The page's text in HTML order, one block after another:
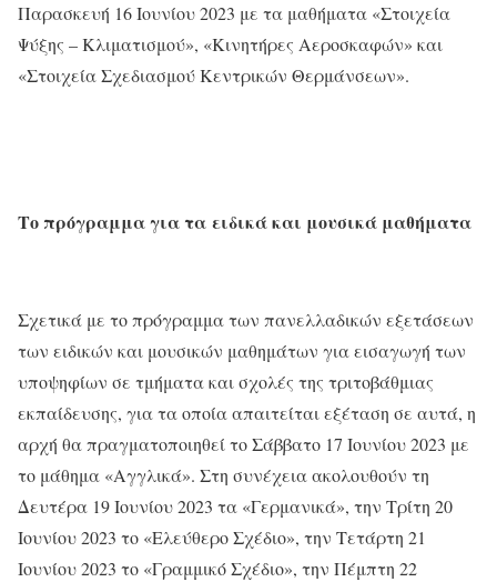
Παρασκευή 16 Ιουνίου 2023 με τα μαθήματα «Στοιχεία
Ψύξης – Κλιματισμού», «Κινητήρες Αεροσκαφών» και
«Στοιχεία Σχεδιασμού Κεντρικών Θερμάνσεων».
Το πρόγραμμα για τα ειδικά και μουσικά μαθήματα
Σχετικά με το πρόγραμμα των πανελλαδικών εξετάσεων
των ειδικών και μουσικών μαθημάτων για εισαγωγή των
υποψηφίων σε τμήματα και σχολές της τριτοβάθμιας
εκπαίδευσης, για τα οποία απαιτείται εξέταση σε αυτά, η
αρχή θα πραγματοποιηθεί το Σάββατο 17 Ιουνίου 2023 με
το μάθημα «Αγγλικά». Στη συνέχεια ακολουθούν τη
Δευτέρα 19 Ιουνίου 2023 τα «Γερμανικά», την Τρίτη 20
Ιουνίου 2023 το «Ελεύθερο Σχέδιο», την Τετάρτη 21
Ιουνίου 2023 το «Γραμμικό Σχέδιο», την Πέμπτη 22